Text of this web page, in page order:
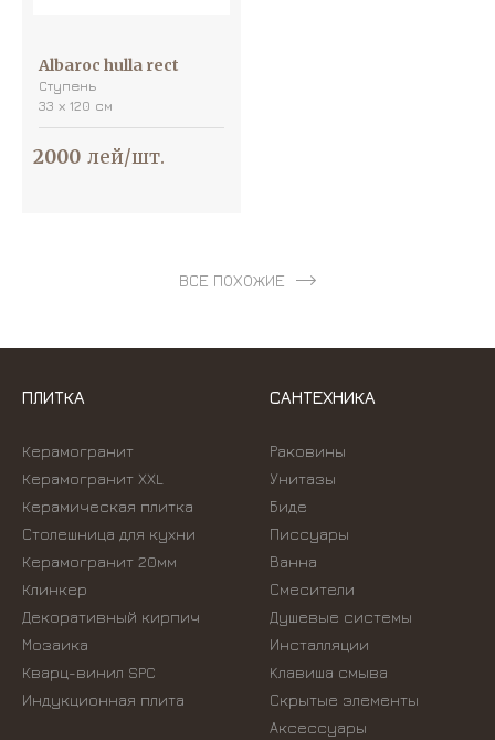
Albaroc hulla rect
Ступень
33 х 120 см
2000 лей/шт.
ВСЕ ПОХОЖИЕ
ПЛИТКА
Керамогранит
Керамогранит XXL
Керамическая плитка
Столешница для кухни
Керамогранит 20мм
Клинкер
Декоративный кирпич
Мозаика
Кварц-винил SPC
Индукционная плита
САНТЕХНИКА
Раковины
Унитазы
Биде
Писсуары
Ванна
Смесители
Душевые системы
Инсталляции
Kлавиша смыва
Скрытые элементы
Аксессуары